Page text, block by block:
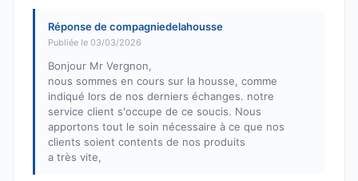
Réponse de compagniedelahousse
Publiée le 03/03/2026
Bonjour Mr Vergnon,
nous sommes en cours sur la housse, comme
indiqué lors de nos derniers échanges. notre
service client s'occupe de ce soucis. Nous
apportons tout le soin nécessaire à ce que nos
clients soient contents de nos produits
a très vite,